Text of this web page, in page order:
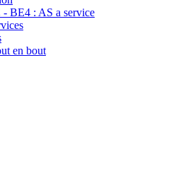
- BE4 : AS a service
en bout